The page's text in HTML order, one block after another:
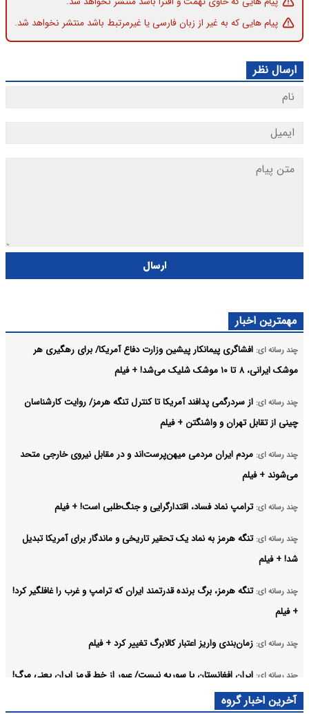
پیام هایی که به غیر از زبان فارسی یا غیرمرتبط باشد منتشر نخواهد شد.
ارسال نظر
ارسال
مهمترین اخبار
چند رسانه ای: افشاگری پیمانکار پیشین وزارت دفاع آمریکا/ برای رهگیری هر
موشک ایرانی، ۸ تا ۱۰ موشک شلیک می‌شد! + فیلم
چند رسانه ای: از سردرگمی پدافند آمریکا تا کنترل تنگه هرمز/ روایت کارشناسان
چینی از تقابل تهران و واشنگتن + فیلم
چند رسانه ای: مردم ایران مردمی میهن‌پرست‌اند و در مقابل نیروی خارجی متحد
می‌شوند + فیلم
چند رسانه ای: ترامپ نماد فساد، اقتدارگرایی و جنگ‌طلبی است! + فیلم
چند رسانه ای: تنگه هرمز به نماد یک تحقیر تاریخی و ماندگار برای آمریکا تبدیل
شد! + فیلم
چند رسانه ای: تنگه هرمز، برگ برنده قدرتمند ایران که ترامپ و غرب را غافلگیر کرد!
+ فیلم
چند رسانه ای: زمان‌بندی واریز اعتبار کالابرگ تغییر کرد + فیلم
چند رسانه ای: ایران افغانستان یا سوریه نیست/ عبور از خط قرمز ایران یعنی مرگ!
+ فیلم
آخرین اخبار گروه